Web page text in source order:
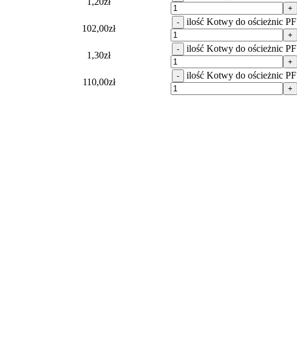
+
102,00zł
- ilość Kotwy do ościeżnic PF
+
1,30zł
- ilość Kotwy do ościeżnic PF
+
110,00zł
- ilość Kotwy do ościeżnic PF
+